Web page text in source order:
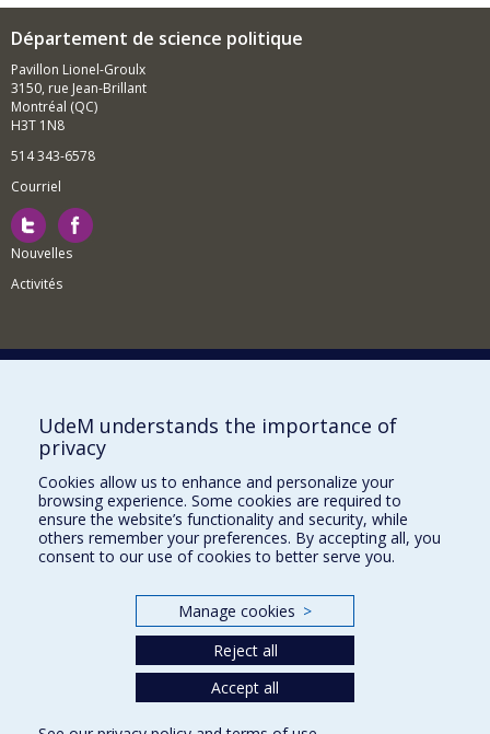
Département de science politique
Pavillon Lionel-Groulx
3150, rue Jean-Brillant
Montréal (QC)
H3T 1N8
514 343-6578
Courriel
Nouvelles
Activités
Comment soutenir le Département?
BESOIN D'AIDE?
Plan du site
Signaler une erreur
Accessibilité
Nos départements et écoles
UdeM understands the importance of
privacy
Cookies allow us to enhance and personalize your
browsing experience. Some cookies are required to
ensure the website’s functionality and security, while
others remember your preferences. By accepting all, you
consent to our use of cookies to better serve you.
Manage cookies >
Reject all
Accept all